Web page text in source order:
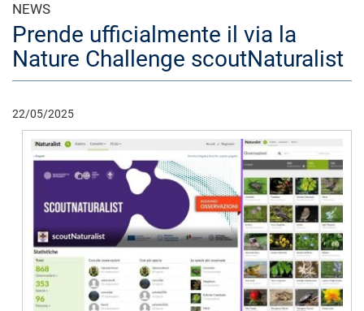
NEWS
Prende ufficialmente il via la
Nature Challenge scoutNaturalist
22/05/2025